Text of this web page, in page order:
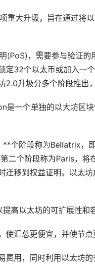
重大升圾，旨在通过将
(PoS)，需要参与验证
定32个以太币或加入一
2.0升圾分多个阶段推出
是一个单独的以大坊区
**个阶段称为Bellatrix，
二个阶段称为Paris，
迁移到权益证明。以太
高以太坊的可扩展性和
汇总更便宜，并使节点
费用，同时利用以太坊